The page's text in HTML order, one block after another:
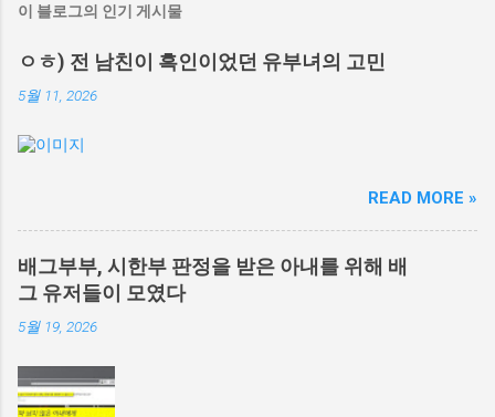
이 블로그의 인기 게시물
ㅇㅎ) 전 남친이 흑인이었던 유부녀의 고민
5월 11, 2026
READ MORE »
배그부부, 시한부 판정을 받은 아내를 위해 배
그 유저들이 모였다
5월 19, 2026